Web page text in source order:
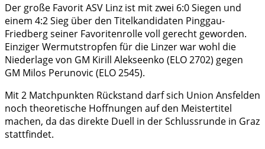
Der große Favorit ASV Linz ist mit zwei 6:0 Siegen und
einem 4:2 Sieg über den Titelkandidaten Pinggau-
Friedberg seiner Favoritenrolle voll gerecht geworden.
Einziger Wermutstropfen für die Linzer war wohl die
Niederlage von GM Kirill Alekseenko (ELO 2702) gegen
GM Milos Perunovic (ELO 2545).
Mit 2 Matchpunkten Rückstand darf sich Union Ansfelden
noch theoretische Hoffnungen auf den Meistertitel
machen, da das direkte Duell in der Schlussrunde in Graz
stattfindet.